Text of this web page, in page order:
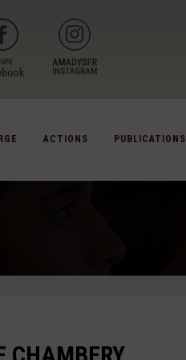
ACTIONS PUBLICATIONS